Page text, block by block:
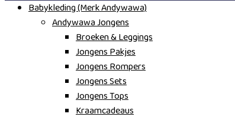
Babykleding (Merk Andywawa)
Andywawa Jongens
Broeken & Leggings
Jongens Pakjes
Jongens Rompers
Jongens Sets
Jongens Tops
Kraamcadeaus